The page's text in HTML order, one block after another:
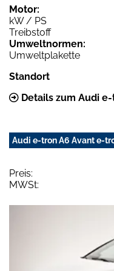
Motor:
kW / PS
Treibstoff
Umweltnormen:
Umweltplakette
Standort
Details zum Audi
Audi e-tron A6 Avant e-
Preis:
MWSt: